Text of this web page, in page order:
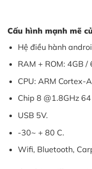
Cấu hình mạnh mẽ
Hệ điều hành
RAM + ROM: 4GB /
CPU: ARM Cortex-
Chip 8 @1.8GHz
USB 5V.
-30~ + 80 C.
Wifi, Bluetooth,